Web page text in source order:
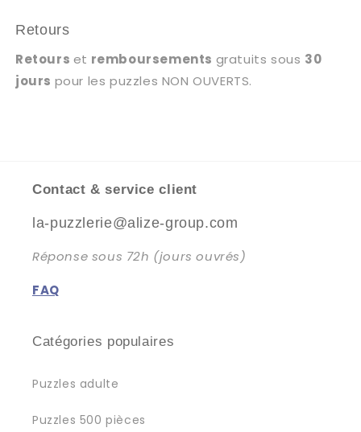
Retours
Retours et remboursements gratuits sous 30
jours pour les puzzles NON OUVERTS.
Contact & service client
la-puzzlerie@alize-group.com
Réponse sous 72h (jours ouvrés)
FAQ
Catégories populaires
Puzzles adulte
Puzzles 500 pièces